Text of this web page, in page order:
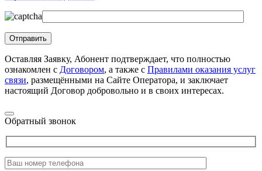
Оставляя Заявку, Абонент подтверждает, что полностью
ознакомлен с Договором, а также с Правилами оказания услуг
связи, размещёнными на Сайте Оператора, и заключает
настоящий Договор добровольно и в своих интересах.
Обратный звонок